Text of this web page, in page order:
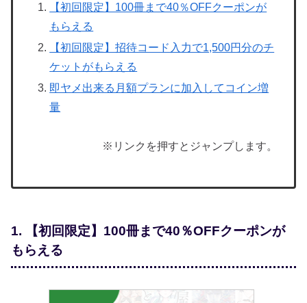
【初回限定】100冊まで40％OFFクーポンが
もらえる
【初回限定】招待コード入力で1,500円分のチ
ケットがもらえる
即ヤメ出来る月額プランに加入してコイン増
量
※リンクを押すとジャンプします。
1. 【初回限定】100冊まで40％OFFクーポンが
もらえる